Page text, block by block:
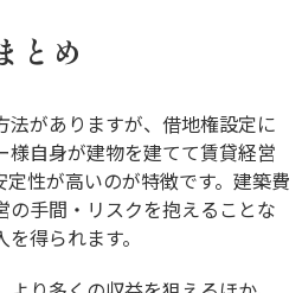
とめ
がありますが、借地権設定に
様自身が建物を建てて賃貸経営
性が高いのが特徴です。建築費
の手間・リスクを抱えることな
得られます。